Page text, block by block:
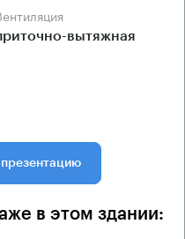
Вентиляция
вытяжная
презентацию
в этом здании: